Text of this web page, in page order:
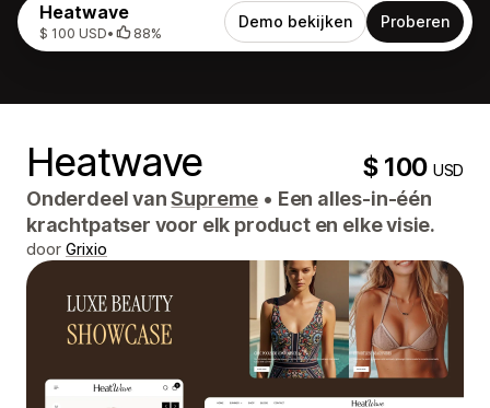
Heatwave
$ 100 USD• 88%
Demo bekijken Proberen
Heatwave $ 100USD
Onderdeel vanSupreme • Een alles-in-één
krachtpatser voor elk product en elke visie.
door Grixio